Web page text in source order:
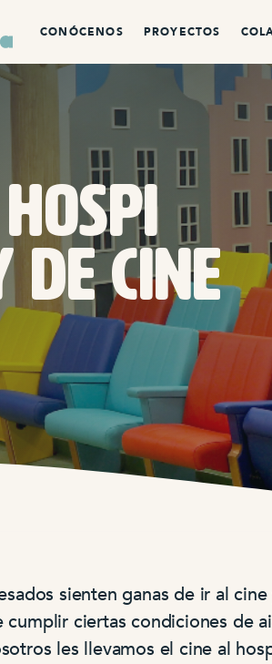
CONÓCENOS PROYECTOS
de cine
sienten ganas de ir al
ciertas condiciones de
les llevamos el cine al